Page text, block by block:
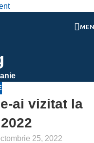
ai vizitat la
25, 2022